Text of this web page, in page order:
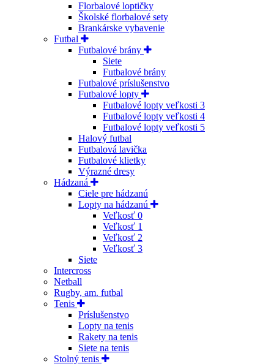
Florbalové loptičky
Školské florbalové sety
Brankárske vybavenie
Futbal
Futbalové brány
Siete
Futbalové brány
Futbalové príslušenstvo
Futbalové lopty
Futbalové lopty veľkosti 3
Futbalové lopty veľkosti 4
Futbalové lopty veľkosti 5
Halový futbal
Futbalová lavička
Futbalové klietky
Výrazné dresy
Hádzaná
Ciele pre hádzanú
Lopty na hádzanú
Veľkosť 0
Veľkosť 1
Veľkosť 2
Veľkosť 3
Siete
Intercross
Netball
Rugby, am. futbal
Tenis
Príslušenstvo
Lopty na tenis
Rakety na tenis
Siete na tenis
Stolný tenis